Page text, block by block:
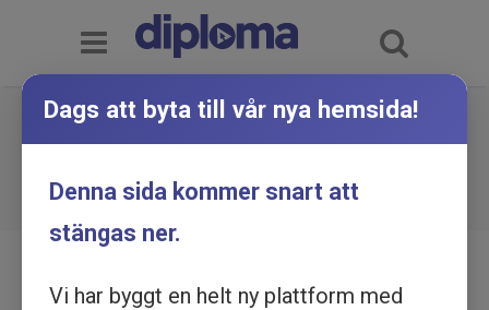
Insulin - subkutan injektion - Utbildning online
Dags att byta till vår nya hemsida!
Denna sida kommer snart att
stängas ner.
Vi har byggt en helt ny plattform med